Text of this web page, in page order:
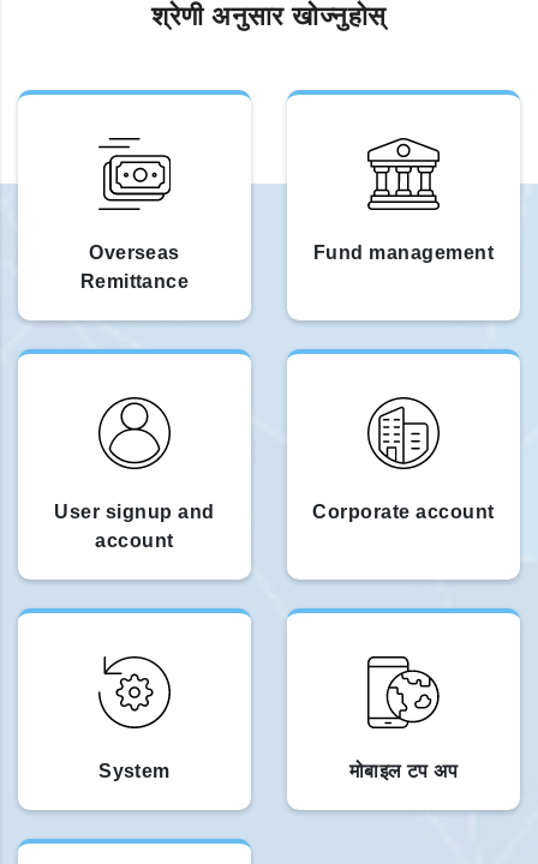
श्रेणी अनुसार खोज्नुहोस्
Overseas
Remittance
Fund management
User signup and
account
Corporate account
System मोबाइल टप अप